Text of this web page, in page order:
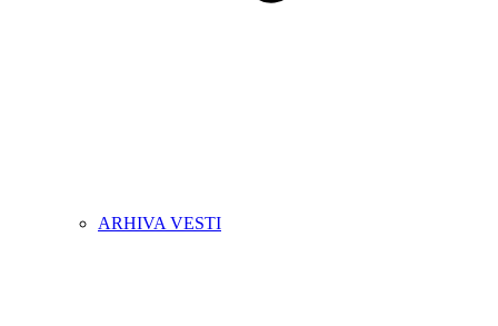
ARHIVA VESTI